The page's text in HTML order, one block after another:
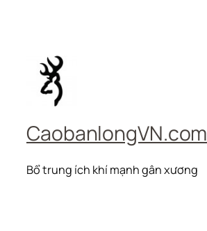
CaobanlongVN.com
Bổ trung ích khí mạnh gân xương